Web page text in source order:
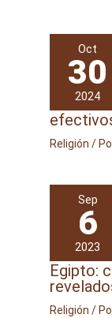
Oct
30
2024
Cuáles
Religión /
Sep
6
2023
Culto a
Egipto:
Religión /